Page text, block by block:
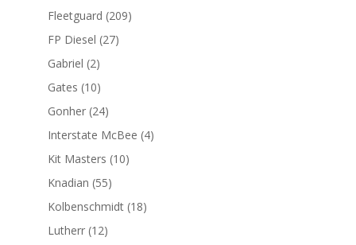
productos
Fleetguard 209209
FP Diesel 2727
Gabriel 22
productos
Gates 1010
productos
Gonher 2424
productos
Interstate McBee 44
Kit Masters 1010
Knadian 5555
productos
Kolbenschmidt 1818
Lutherr 1212